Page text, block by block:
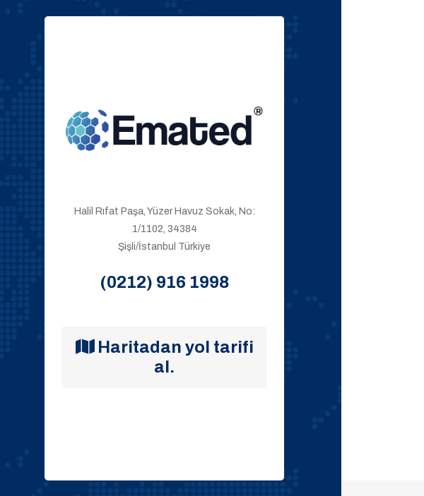
Halil Rıfat Paşa, Yüzer Havuz Sokak, No:
1/1102, 34384
Şişli/İstanbul Türkiye
(0212) 916 1998
Haritadan yol tarifi
al.